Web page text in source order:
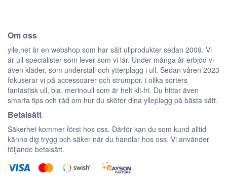
Om oss
ylle.net är en webshop som har sålt ullprodukter sedan 2009. Vi
är ull-specialister som lever som vi lär. Under många år erbjöd vi
även kläder, som underställ och ytterplagg i ull. Sedan våren 2023
fokuserar vi på accessoarer och strumpor, i olika sorters
fantastisk ull, bla. merinoull som är helt kli-fri. Du hittar även
smarta tips och råd om hur du sköter dina ylleplagg på bästa sätt.
Betalsätt
Säkerhet kommer först hos oss. Därför kan du som kund alltid
känna dig trygg och säker när du handlar hos oss. Vi använder
följande betalsätt.